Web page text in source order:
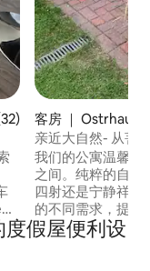
4.94 分（满分 5 分）
达
客房 ｜
亲近大自然- 从菩
我们的公寓温馨舒
之间。纯粹的自然
四射还是宁静祥和
的不同需求，提供丰
速抵达帕彭堡（17
里）这两座城市。
假屋便利设